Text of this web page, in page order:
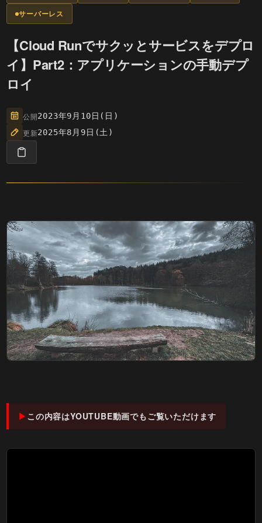
サーバーレス
【Cloud Runでサクッとサービスをデプロ
イ】Part2：アプリケーションの手動デプ
ロイ
公開2023年9月10日(日)
更新2025年8月9日(土)
この内容はYOUTUBE動画でもご覧いただけます